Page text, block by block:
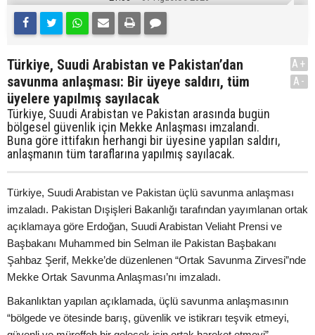
Türkiye, Suudi Arabistan ve Pakistan’dan
savunma anlaşması: Bir üyeye saldırı, tüm
üyelere yapılmış sayılacak
Türkiye, Suudi Arabistan ve Pakistan arasında bugün
bölgesel güvenlik için Mekke Anlaşması imzalandı.
Buna göre ittifakın herhangi bir üyesine yapılan saldırı,
anlaşmanın tüm taraflarına yapılmış sayılacak.
A+
A-
Türkiye, Suudi Arabistan ve Pakistan üçlü savunma anlaşması
imzaladı. Pakistan Dışişleri Bakanlığı tarafından yayımlanan ortak
açıklamaya göre Erdoğan, Suudi Arabistan Veliaht Prensi ve
Başbakanı Muhammed bin Selman ile Pakistan Başbakanı
Şahbaz Şerif, Mekke’de düzenlenen “Ortak Savunma Zirvesi”nde
Mekke Ortak Savunma Anlaşması’nı imzaladı.
Bakanlıktan yapılan açıklamada, üçlü savunma anlaşmasının
“bölgede ve ötesinde barış, güvenlik ve istikrarı teşvik etmeyi,